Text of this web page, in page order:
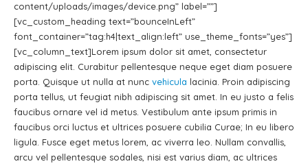
content/uploads/images/device.png” label=””]
[vc_custom_heading text=”bounceInLeft”
font_container=”tag:h4|text_align:left” use_theme_fonts=”yes”]
[vc_column_text]Lorem ipsum dolor sit amet, consectetur
adipiscing elit. Curabitur pellentesque neque eget diam posuere
porta. Quisque ut nulla at nunc vehicula lacinia. Proin adipiscing
porta tellus, ut feugiat nibh adipiscing sit amet. In eu justo a felis
faucibus ornare vel id metus. Vestibulum ante ipsum primis in
faucibus orci luctus et ultrices posuere cubilia Curae; In eu libero
ligula. Fusce eget metus lorem, ac viverra leo. Nullam convallis,
arcu vel pellentesque sodales, nisi est varius diam, ac ultrices